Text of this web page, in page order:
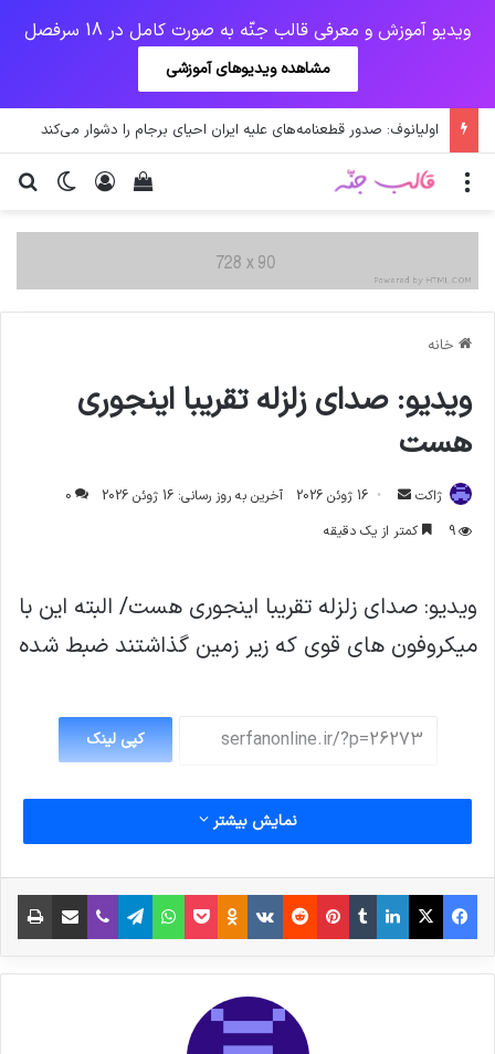
ویدیو آموزش و معرفی قالب جنّه به صورت کامل در 18 سرفصل
مشاهده ویدیوهای آموزشی
اولیانوف: صدور قطعنامه‌های علیه ایران احیای برجام را دشوار می‌کند
تغییر ورود
دیدن سبد خرید منو
خانه
ویدیو: صدای زلزله تقریبا اینجوری
هست
ژاکت
ارسال
ایمیل
16 ژوئن 2026 آخرین به روز رسانی: 16 ژوئن 2026
0
9
کمتر از یک دقیقه
ویدیو: صدای زلزله تقریبا اینجوری هست/ البته این با
میکروفون های قوی که زیر زمین گذاشتند ضبط شده
کپی لینک
نمایش بیشتر
فیس بوک X لینکدین
‫تامبلر‫پین‌ترست
‫رددیت‫VKontakte
‫Odnoklassniki
پاکتواتس آپ تلگراموایبر اشتراک گذاری از طریق ایمیل